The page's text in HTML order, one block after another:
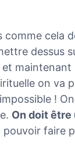
comme cela
dessus
maintenant
on va
!
On doit être
pouvoir faire